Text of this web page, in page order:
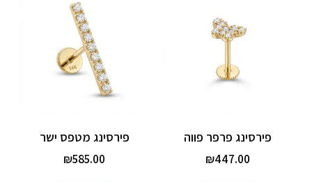
פירסינג פרפר פווה
₪447.00
פירסינג מטפס ישר
₪585.00